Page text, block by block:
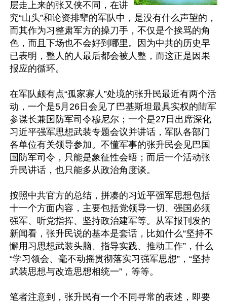
层走上来的张又侠不同，在讲
究“山头”和论资排辈的军队中，是没有什么声望的，
而其作为习整肃军方的操刀手，不仅是个挨骂的角
色，而且下场也不会好到哪里。因为中共的历史早
已表明，整人的人最后都会被人整，而这正是因果
报应的循环。
在军队颇有点“孤家寡人”处境的张升民最近有两个活
动，一个是5月26日会见了巴基斯坦最具实权的陆军
参谋长兼国防军司令‌穆尼尔；一个是27日出席深化
习近平强军思想武装专题会议并讲话，军队各部门
各单位有关领导参加。不懂军事的张升民会见巴国
国防军司令，只能是象征性会晤；而后一个活动张
升民讲话，也只能多从政治角度谈。
按照中共官方的总结，拼凑的习近平强军思想包括
十一个方面内容，主要包括党领导一切、强国必须
强军、听党指挥、坚持政治建军等。从军报刊发的
新闻看，张升民说的基本是套话，比如什么“坚持不
懈用习思想武装头脑、指导实践、推动工作”，什么
“学习领会、毫不动摇贯彻落实习强军思想”，“坚持
武装思想与改造思想相统一”，等等。
笔者注意到，张升民有一个不同寻常的表述，即要